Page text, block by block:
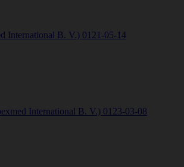
International B. V.) 0121-05-14
International B. V.) 0123-03-08